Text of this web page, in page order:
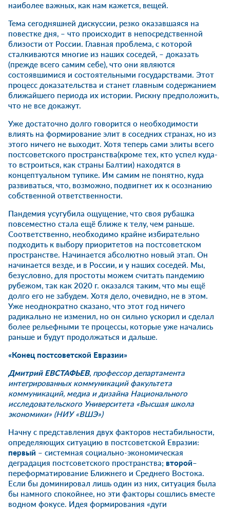
наиболее важных, как нам кажется, вещей.
Тема сегодняшней дискуссии, резко оказавшаяся на
повестке дня, – что происходит в непосредственной
близости от России. Главная проблема, с которой
сталкиваются многие из наших соседей, – доказать
(прежде всего самим себе), что они являются
состоявшимися и состоятельными государствами. Этот
процесс доказательства и станет главным содержанием
ближайшего периода их истории. Рискну предположить,
что не все докажут.
Уже достаточно долго говорится о необходимости
влиять на формирование элит в соседних странах, но из
этого ничего не выходит. Хотя теперь сами элиты всего
постсоветского пространства(кроме тех, кто успел куда-
то встроиться, как страны Балтии) находятся в
концептуальном тупике. Им самим не понятно, куда
развиваться, что, возможно, подвигнет их к осознанию
собственной ответственности.
Пандемия усугубила ощущение, что своя рубашка
повсеместно стала ещё ближе к телу, чем раньше.
Соответственно, необходимо крайне избирательно
подходить к выбору приоритетов на постсоветском
пространстве. Начинается абсолютно новый этап. Он
начинается везде, и в России, и у наших соседей. Мы,
безусловно, для простоты можем считать пандемию
рубежом, так как 2020 г. оказался таким, что мы ещё
долго его не забудем. Хотя дело, очевидно, не в этом.
Уже неоднократно сказано, что этот год ничего
радикально не изменил, но он сильно ускорил и сделал
более рельефными те процессы, которые уже начались
раньше и будут продолжаться и дальше.
«Конец постсоветской Евразии»
Дмитрий ЕВСТАФЬЕВ, профессор департамента
интегрированных коммуникаций факультета
коммуникаций, медиа и дизайна Национального
исследовательского Университета «Высшая школа
экономики» (НИУ «ВШЭ»)
Начну с представления двух факторов нестабильности,
определяющих ситуацию в постсоветской Евразии:
первый – системная социально-экономическая
деградация постсоветского пространства; второй–
переформатирование Ближнего и Среднего Востока.
Если бы доминировал лишь один из них, ситуация была
бы намного спокойнее, но эти факторы сошлись вместе
водном фокусе. Идея формирования «дуги